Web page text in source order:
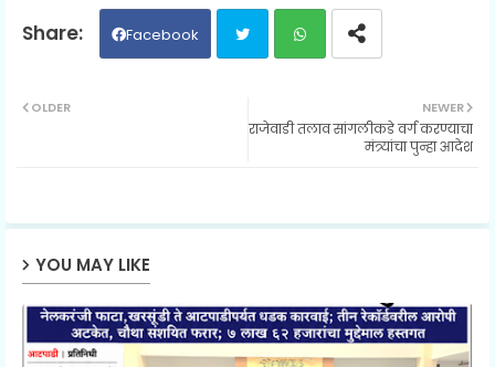
Facebook
ter ats
p
NEWER
राजेवाडी तलाव सांगलीकडे वर्ग करण्याचा
मंत्र्यांचा पुन्हा आदेश
OLDER
YOU MAY LIKE